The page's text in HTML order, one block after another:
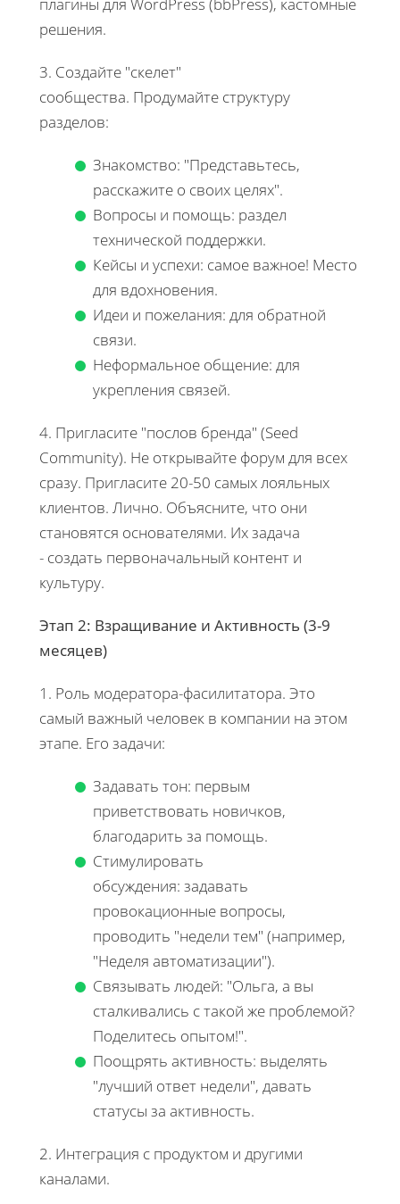
решения.
3. Создайте "скелет"
сообщества. Продумайте структуру
разделов:
Знакомство: "Представьтесь,
расскажите о своих целях".
Вопросы и помощь: раздел
технической поддержки.
Кейсы и успехи: самое важное! Место
для вдохновения.
Идеи и пожелания: для обратной
связи.
Неформальное общение: для
укрепления связей.
4. Пригласите "послов бренда" (Seed
Community). Не открывайте форум для всех
сразу. Пригласите 20-50 самых лояльных
клиентов. Лично. Объясните, что они
становятся основателями. Их задача
- создать первоначальный контент и
культуру.
Этап 2: Взращивание и Активность (3-9
месяцев)
1. Роль модератора-фасилитатора. Это
самый важный человек в компании на этом
этапе. Его задачи:
Задавать тон: первым
приветствовать новичков,
благодарить за помощь.
Стимулировать
обсуждения: задавать
провокационные вопросы,
проводить "недели тем" (например,
"Неделя автоматизации").
Связывать людей: "Ольга, а вы
сталкивались с такой же проблемой?
Поделитесь опытом!".
Поощрять активность: выделять
"лучший ответ недели", давать
статусы за активность.
2. Интеграция с продуктом и другими
каналами.